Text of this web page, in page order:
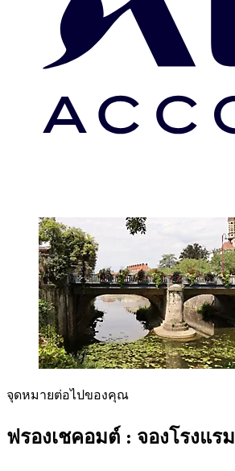
จุดหมายต่อไปของคุณ
ฟรองเชคอมต์ : จองโรงแรม